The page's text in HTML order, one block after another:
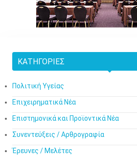
ΚΑΤΗΓΟΡΊΕΣ
Πολιτική Υγείας
Επιχειρηματικά Νέα
Επιστημονικά και Προϊοντικά Νέα
Συνεντεύξεις / Αρθρογραφία
Έρευνες / Μελέτες